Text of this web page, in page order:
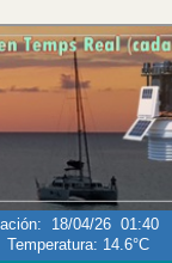
: 18/04/26 01:40
Temperatura: 14.6°C